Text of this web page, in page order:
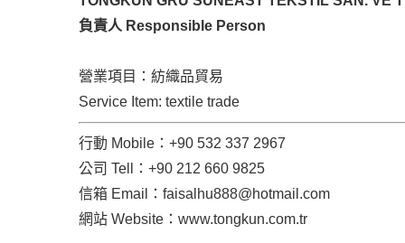
負責人 Responsible Person
營業項目：紡織品貿易
Service Item: textile trade
行動 Mobile：+90 532 337 2967
公司 Tell：+90 212 660 9825
信箱 Email： faisalhu888@hotmail.com
網站 Website： www.tongkun.com.tr